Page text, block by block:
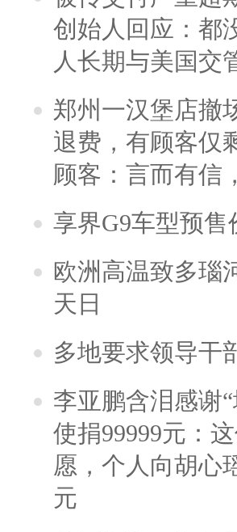
创始人回应：都
人长期与美国交
郑州一汉堡店撤
退费，有顾客仅
顾客：言而有信
享界G9车型预售
欧洲高温致多瑙
天日
多地要求领导干
李亚鹏含泪感谢
使捐99999元：
愿，个人向胡心
元